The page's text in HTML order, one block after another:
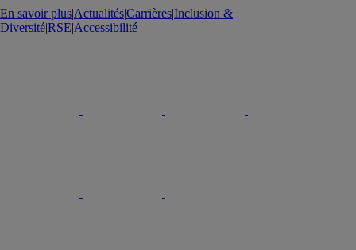
En savoir plus|Actualités|Carrières|Inclusion &
Diversité|RSE|Accessibilité